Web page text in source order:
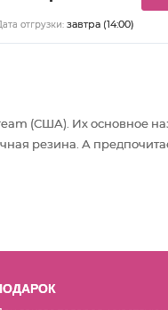
отгрузки: завтра (14:00)
(США). Их основное
резина. А